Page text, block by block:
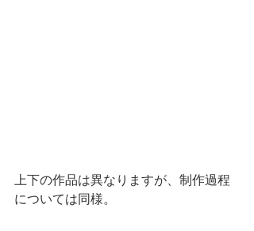
上下の作品は異なりますが、制作過程
については同様。